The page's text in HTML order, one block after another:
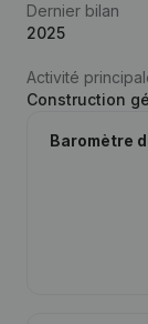
Dernier bilan
2025
Activité
Construction
Baromètre